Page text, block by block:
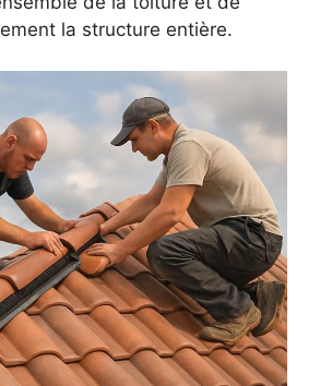
la structure entière.